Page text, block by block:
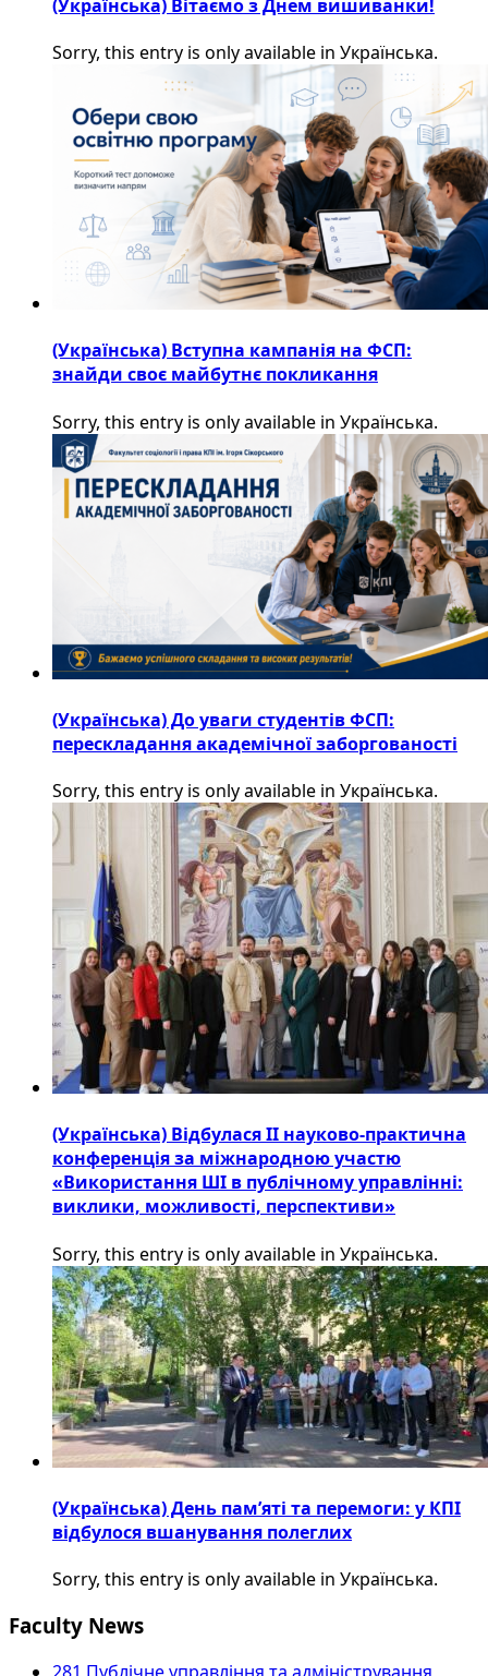
(Українська) Вітаємо з Днем вишиванки!
Sorry, this entry is only available in Українська.
(Українська) Вступна кампанія на ФСП:
знайди своє майбутнє покликання
Sorry, this entry is only available in Українська.
(Українська) До уваги студентів ФСП:
перескладання академічної заборгованості
Sorry, this entry is only available in Українська.
(Українська) Відбулася ІІ науково-практична
конференція за міжнародною участю
«Використання ШІ в публічному управлінні:
виклики, можливості, перспективи»
Sorry, this entry is only available in Українська.
(Українська) День пам’яті та перемоги: у КПІ
відбулося вшанування полеглих
Sorry, this entry is only available in Українська.
Faculty News